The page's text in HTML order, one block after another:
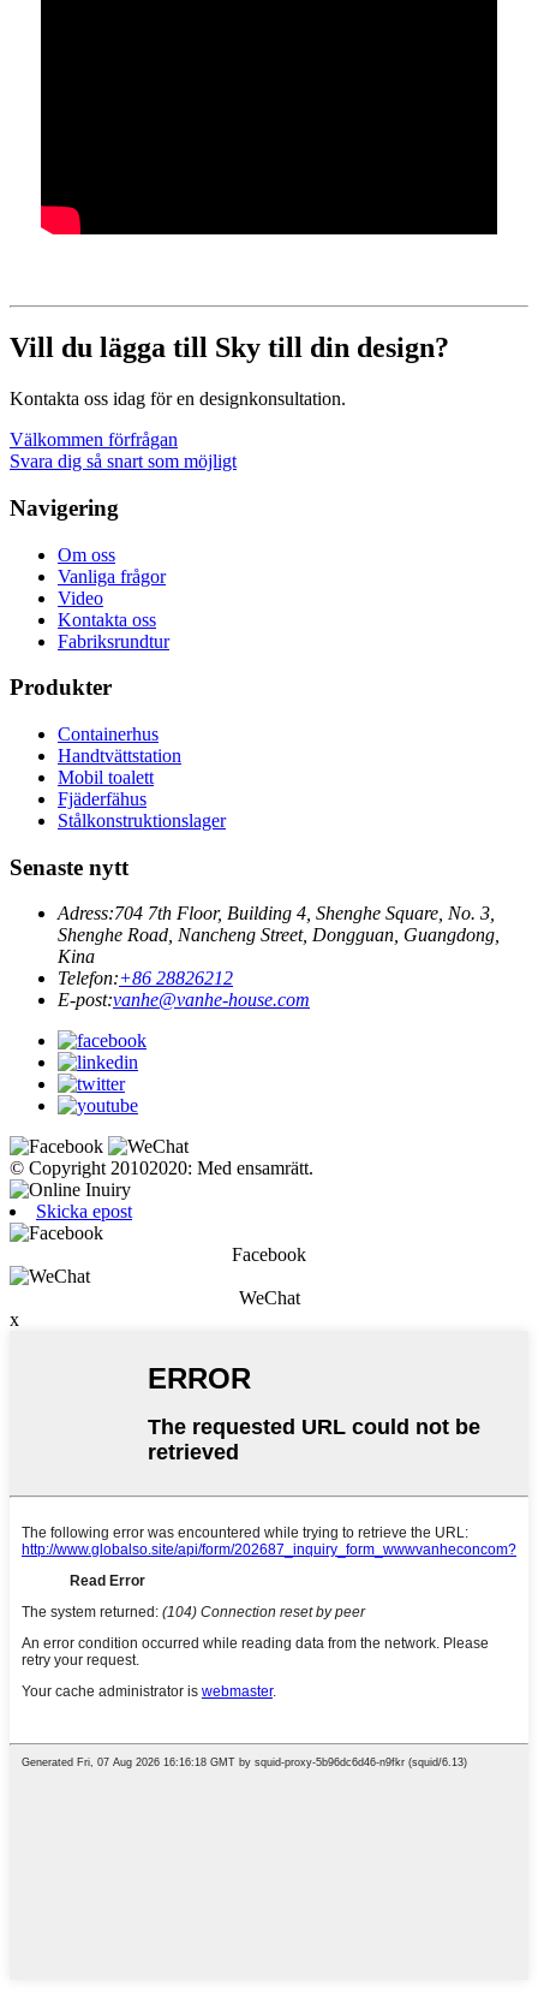
Vill du lägga till Sky till din design?
Kontakta oss idag för en designkonsultation.
Välkommen förfrågan
Svara dig så snart som möjligt
Navigering
Om oss
Vanliga frågor
Video
Kontakta oss
Fabriksrundtur
Produkter
Containerhus
Handtvättstation
Mobil toalett
Fjäderfähus
Stålkonstruktionslager
Senaste nytt
Adress:704 7th Floor, Building 4, Shenghe Square, No. 3,
Shenghe Road, Nancheng Street, Dongguan, Guangdong,
Kina
Telefon:+86 28826212
E-post:vanhe@vanhe-house.com
© Copyright 20102020: Med ensamrätt.
Skicka epost
Facebook
WeChat
x